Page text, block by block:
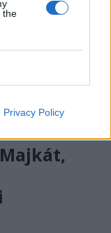
the
Privacy Policy